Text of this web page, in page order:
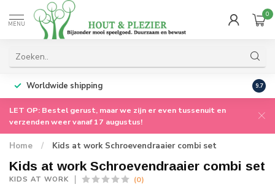
MENU
0
Worldwide shipping 9.7
LET OP: Bestel gerust, maar we zijn er even tussenuit en
verzenden weer vanaf 17 augustus!
Home / Kids at work Schroevendraaier combi set
Kids at work Schroevendraaier combi set
KIDS AT WORK (0)